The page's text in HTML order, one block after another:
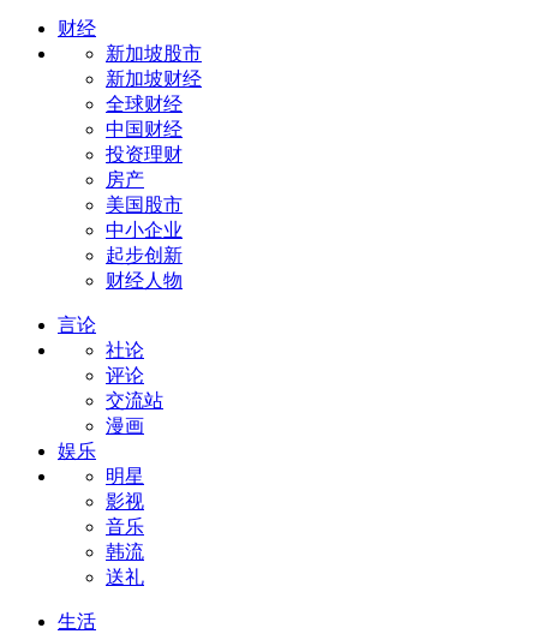
财经
新加坡股市
新加坡财经
全球财经
中国财经
投资理财
房产
美国股市
中小企业
起步创新
财经人物
言论
社论
评论
交流站
漫画
娱乐
明星
影视
音乐
韩流
送礼
生活